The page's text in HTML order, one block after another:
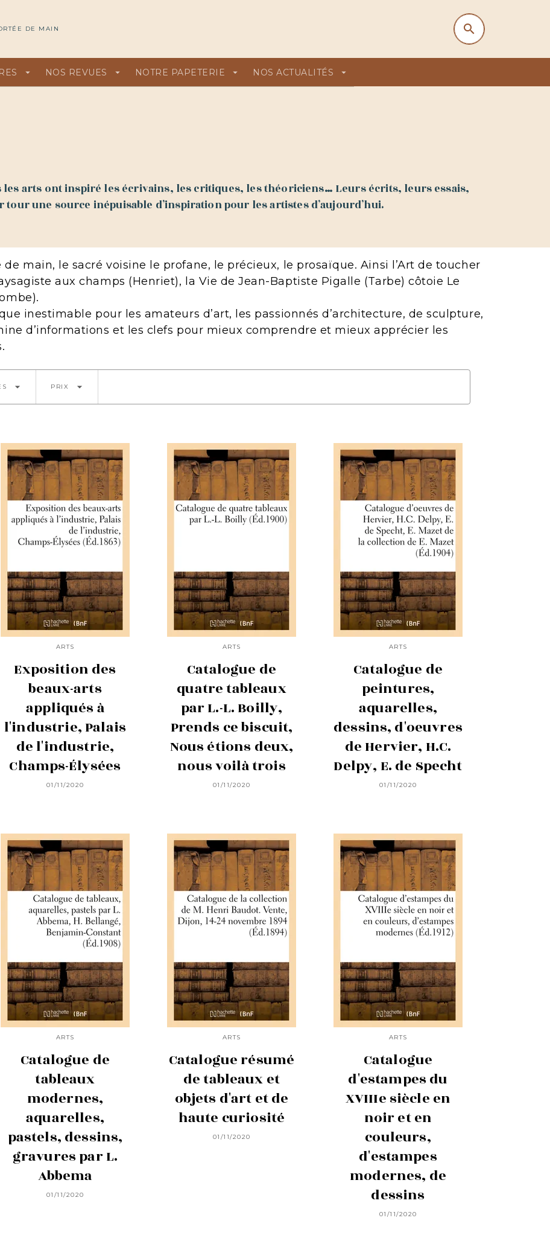
DE MAIN search
arrow_drop_down NOS REVUES arrow_drop_down NOTRE PAPETERIE arrow_drop_down NOS ACTUALITÉS arrow_drop_down
search
arts ont inspiré les écrivains, les critiques, les théoriciens… Leurs écrits, leurs essais,
une source inépuisable d’inspiration pour les artistes d’aujourd’hui.
main, le sacré voisine le profane, le précieux, le prosaïque. Ainsi l’Art de toucher
aux champs (Henriet), la Vie de Jean-Baptiste Pigalle (Tarbe) côtoie Le
inestimable pour les amateurs d’art, les passionnés d’architecture, de sculpture,
d’informations et les clefs pour mieux comprendre et mieux apprécier les
arrow_drop_down PRIX arrow_drop_down
ARTS
Exposition des
beaux-arts
appliqués à
l'industrie, Palais
de l'industrie,
Champs-Élysées
01/11/2020
ARTS
Catalogue de
quatre tableaux
par L.-L. Boilly,
Prends ce biscuit,
Nous étions deux,
nous voilà trois
01/11/2020
ARTS
Catalogue de
peintures,
aquarelles,
dessins, d'oeuvres
de Hervier, H.C.
Delpy, E. de Specht
01/11/2020
ARTS
Catalogue de
tableaux
modernes,
aquarelles,
pastels, dessins,
gravures par L.
Abbema
01/11/2020
ARTS
Catalogue résumé
de tableaux et
objets d'art et de
haute curiosité
01/11/2020
ARTS
Catalogue
d'estampes du
XVIIIe siècle en
noir et en
couleurs,
d'estampes
modernes, de
dessins
01/11/2020